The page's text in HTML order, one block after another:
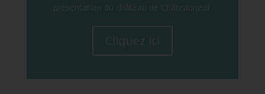
présentation du château de Châteauneuf.
Cliquez ici